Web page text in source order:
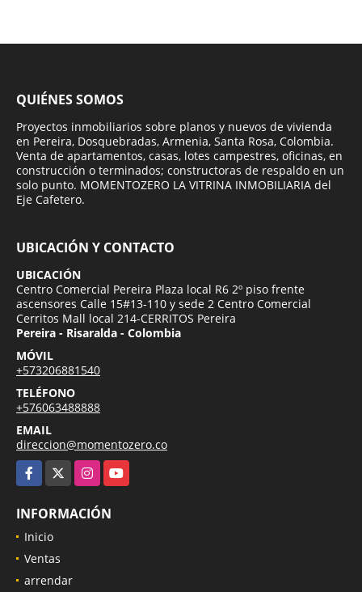
QUIÉNES SOMOS
Proyectos inmobiliarios sobre planos y nuevos de vivienda
en Pereira, Dosquebradas, Armenia, Santa Rosa, Colombia.
Venta de apartamentos, casas, lotes campestres, oficinas, en
construcción o terminados; constructoras de respaldo en un
solo punto. MOMENTOZERO LA VITRINA INMOBILIARIA del
Eje Cafetero.
UBICACIÓN Y CONTACTO
UBICACIÓN
Centro Comercial Pereira Plaza local R6 2º piso frente
ascensores Calle 15#13-110 y sede 2 Centro Comercial
Cerritos Mall local 214-CERRITOS Pereira
Pereira - Risaralda - Colombia
MÓVIL
+573206881540
TELÉFONO
+576063488888
EMAIL
direccion@momentozero.co
Facebook
X Instagram
YouTube
INFORMACIÓN
Inicio
Ventas